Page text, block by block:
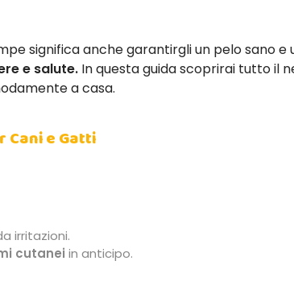
significa anche garantirgli un pelo sano e
e salute. In questa guida scoprirai tutto il
a casa.
Cani e Gatti
irritazioni.
cutanei in anticipo.